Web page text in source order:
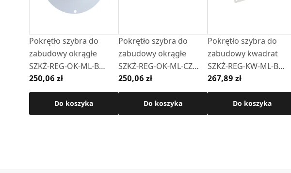
Pokrętło szybra do
zabudowy okrągłe
SZKŻ-REG-OK-ML-B
(białe)
250,06 zł
Do koszyka
Pokrętło szybra do
zabudowy okrągłe
SZKŻ-REG-OK-ML-CZ
(czarne)
250,06 zł
Do koszyka
Pokrętło szybra do
zabudowy kwadrat
SZKŻ-REG-KW-ML-B
(białe)
267,89 zł
Do koszyka